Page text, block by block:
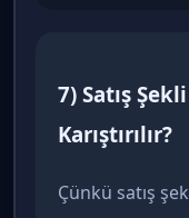
7) Satış
Karıştırılır?
Çünkü satış